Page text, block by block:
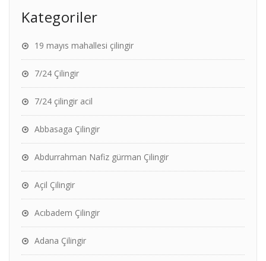
Kategoriler
19 mayıs mahallesi çilingir
7/24 Çilingir
7/24 çilingir acil
Abbasaga Çilingir
Abdurrahman Nafiz gürman Çilingir
Açil Çilingir
Acıbadem Çilingir
Adana Çilingir